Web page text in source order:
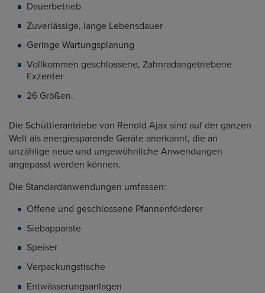
Dauerbetrieb
Zuverlässige, lange Lebensdauer
Geringe Wartungsplanung
Vollkommen geschlossene, Zahnradangetriebene
Exzenter
26 Größen.
Die Schüttlerantriebe von Renold Ajax sind auf der ganzen
Welt als energiesparende Geräte anerkannt, die an
unzählige neue und ungewöhnliche Anwendungen
angepasst werden können.
Die Standardanwendungen umfassen:
Offene und geschlossene Pfannenförderer
Siebapparate
Speiser
Verpackungstische
Entwässerungsanlagen